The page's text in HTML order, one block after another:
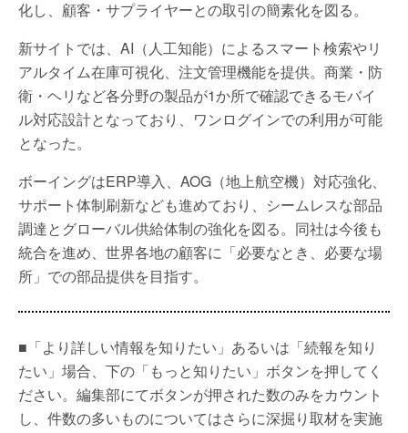
化し、顧客・サプライヤーとの取引の簡素化を図る。
新サイトでは、AI（人工知能）によるスマート検索やリ
アルタイム在庫可視化、注文管理機能を提供。商業・防
衛・ヘリなど各分野の製品が1か所で確認できるモバイ
ル対応設計となっており、ワンログインでの利用が可能
となった。
ボーイングはERP導入、AOG（地上航空機）対応強化、
サポート体制刷新なども進めており、シームレスな部品
調達とグローバル供給体制の強化を図る。同社は今後も
統合を進め、世界各地の顧客に「必要なとき、必要な場
所」での部品提供を目指す。
■「より詳しい情報を知りたい」あるいは「続報を知り
たい」場合、下の「もっと知りたい」ボタンを押してく
ださい。編集部にてボタンが押された数のみをカウント
し、件数の多いものについてはさらに深掘り取材を実施